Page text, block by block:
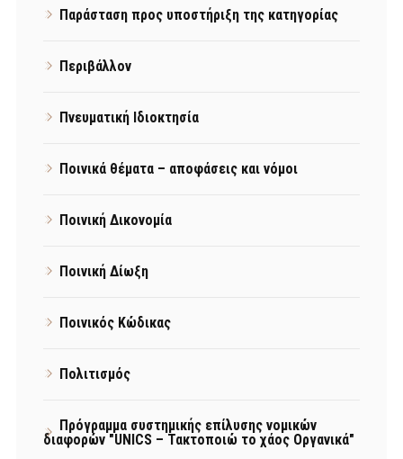
Παράσταση προς υποστήριξη της κατηγορίας
Περιβάλλον
Πνευματική Ιδιοκτησία
Ποινικά θέματα – αποφάσεις και νόμοι
Ποινική Δικονομία
Ποινική Δίωξη
Ποινικός Κώδικας
Πολιτισμός
Πρόγραμμα συστημικής επίλυσης νομικών
διαφορών "UNICS – Τακτοποιώ το χάος Οργανικά"